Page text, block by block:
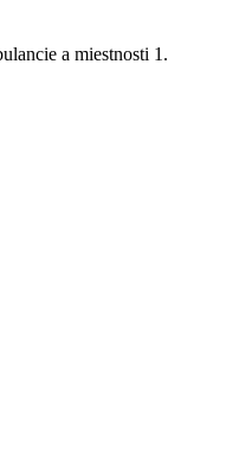
a miestnosti 1.